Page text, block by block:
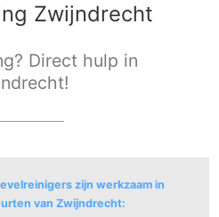
Zwijndrecht
Direct hulp in
zijn werkzaam in
van Zwijndrecht: